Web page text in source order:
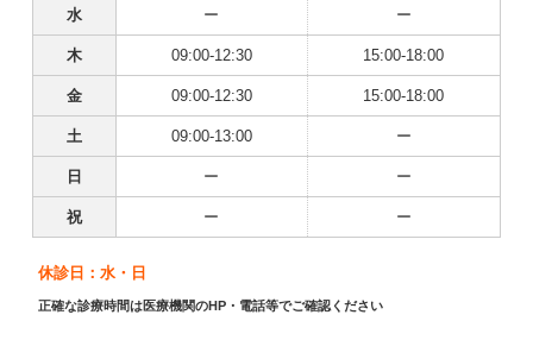
水 ー ー
木 09:00-12:30 15:00-18:00
金 09:00-12:30 15:00-18:00
土 09:00-13:00 ー
日 ー ー
祝 ー ー
休診日：水・日
正確な診療時間は医療機関のHP・電話等でご確認ください